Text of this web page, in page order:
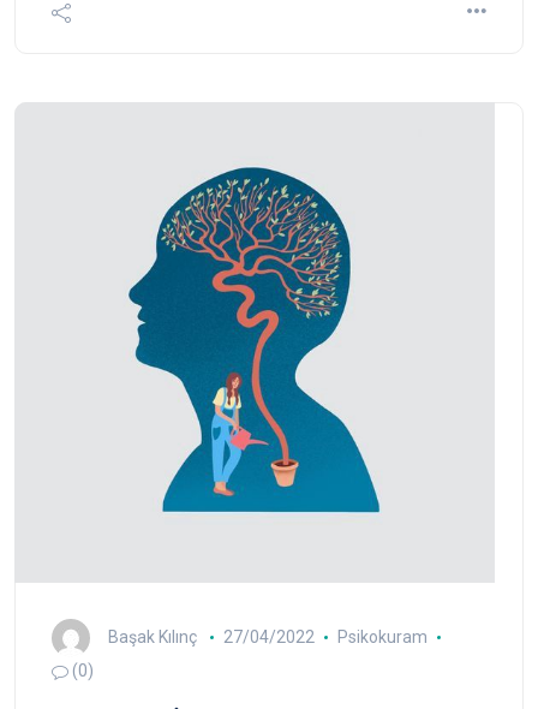
Başak Kılınç 27/04/2022
Psikokuram
(0)